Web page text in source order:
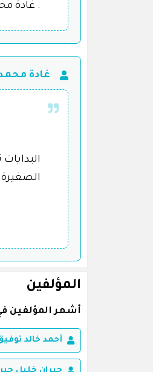
. غادة
غادة
المؤلفين
أشهر المؤلفين
أحمد خالد